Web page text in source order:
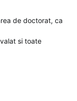
de doctorat, ca
si toate